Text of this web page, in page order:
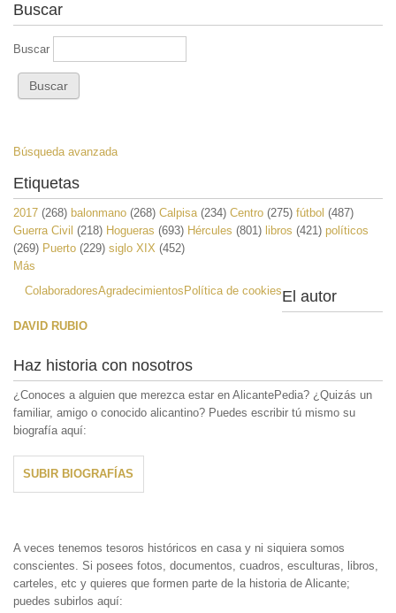
Buscar
Buscar
Búsqueda avanzada
Etiquetas
2017 (268) balonmano (268) Calpisa (234) Centro (275) fútbol (487)
Guerra Civil (218) Hogueras (693) Hércules (801) libros (421) políticos
(269) Puerto (229) siglo XIX (452)
Más
ColaboradoresAgradecimientos Política de cookiesEl autor
DAVID RUBIO
Haz historia con nosotros
¿Conoces a alguien que merezca estar en AlicantePedia? ¿Quizás un
familiar, amigo o conocido alicantino? Puedes escribir tú mismo su
biografía aquí:
SUBIR BIOGRAFÍAS
A veces tenemos tesoros históricos en casa y ni siquiera somos
conscientes. Si posees fotos, documentos, cuadros, esculturas, libros,
carteles, etc y quieres que formen parte de la historia de Alicante;
puedes subirlos aquí: